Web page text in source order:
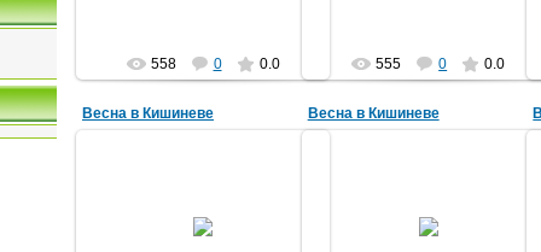
558 0 0.0 555 0 0.0
Весна в Кишиневе Весна в Кишиневе